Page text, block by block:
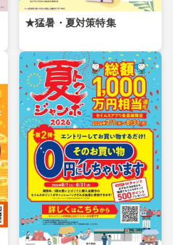
★猛暑・夏対策特集